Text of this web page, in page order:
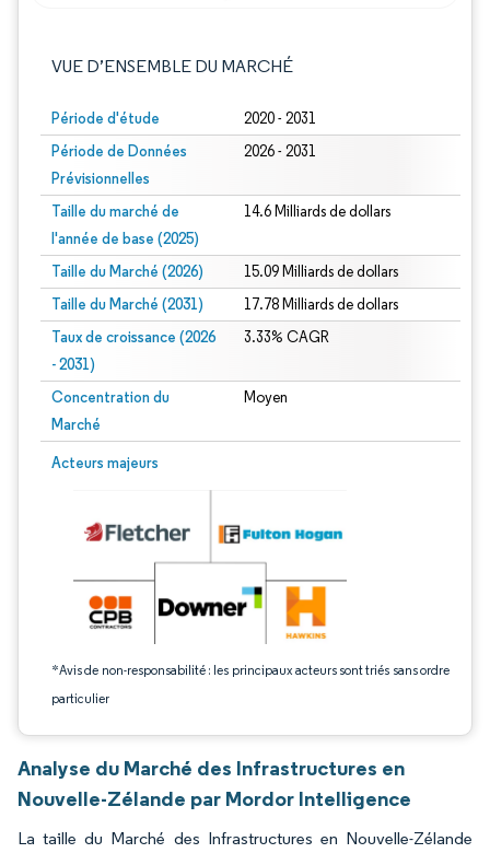
VUE D’ENSEMBLE DU MARCHÉ
Période d'étude 2020 - 2031
Période de Données
Prévisionnelles
2026 - 2031
Taille du marché de
l'année de base (2025)
14.6 Milliards de dollars
Taille du Marché (2026) 15.09 Milliards de dollars
Taille du Marché (2031) 17.78 Milliards de dollars
Taux de croissance (2026
- 2031)
3.33% CAGR
Concentration du
Marché
Moyen
Acteurs majeurs
*Avis de non-responsabilité : les principaux acteurs sont triés sans ordre
particulier
Image © Mordor Intelligence. La réutilisation nécessite une attribution sous CC
Analyse du Marché des Infrastructures en
Nouvelle-Zélande par Mordor Intelligence
La taille du Marché des Infrastructures en Nouvelle-Zélande